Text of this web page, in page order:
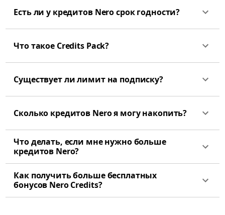
Есть ли у кредитов Nero срок годности?
Что такое Credits Pack?
Существует ли лимит на подписку?
Сколько кредитов Nero я могу накопить?
Что делать, если мне нужно больше
кредитов Nero?
Как получить больше бесплатных
бонусов Nero Credits?